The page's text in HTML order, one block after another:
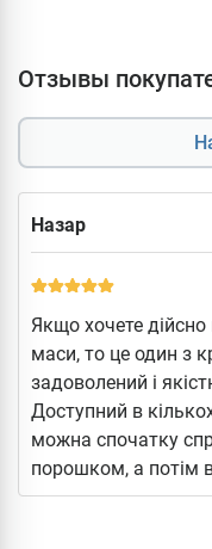
Отзывы
Назар
Якщо хочете дійсно
маси, то це один з
задоволений і
Доступний в
можна спочатку
порошком, а потім